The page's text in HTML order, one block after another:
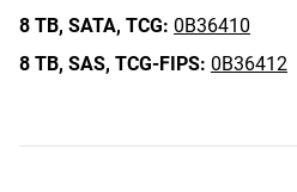
8 TB, SATA, TCG: 0B36410
8 TB, SAS, TCG-FIPS: 0B36412